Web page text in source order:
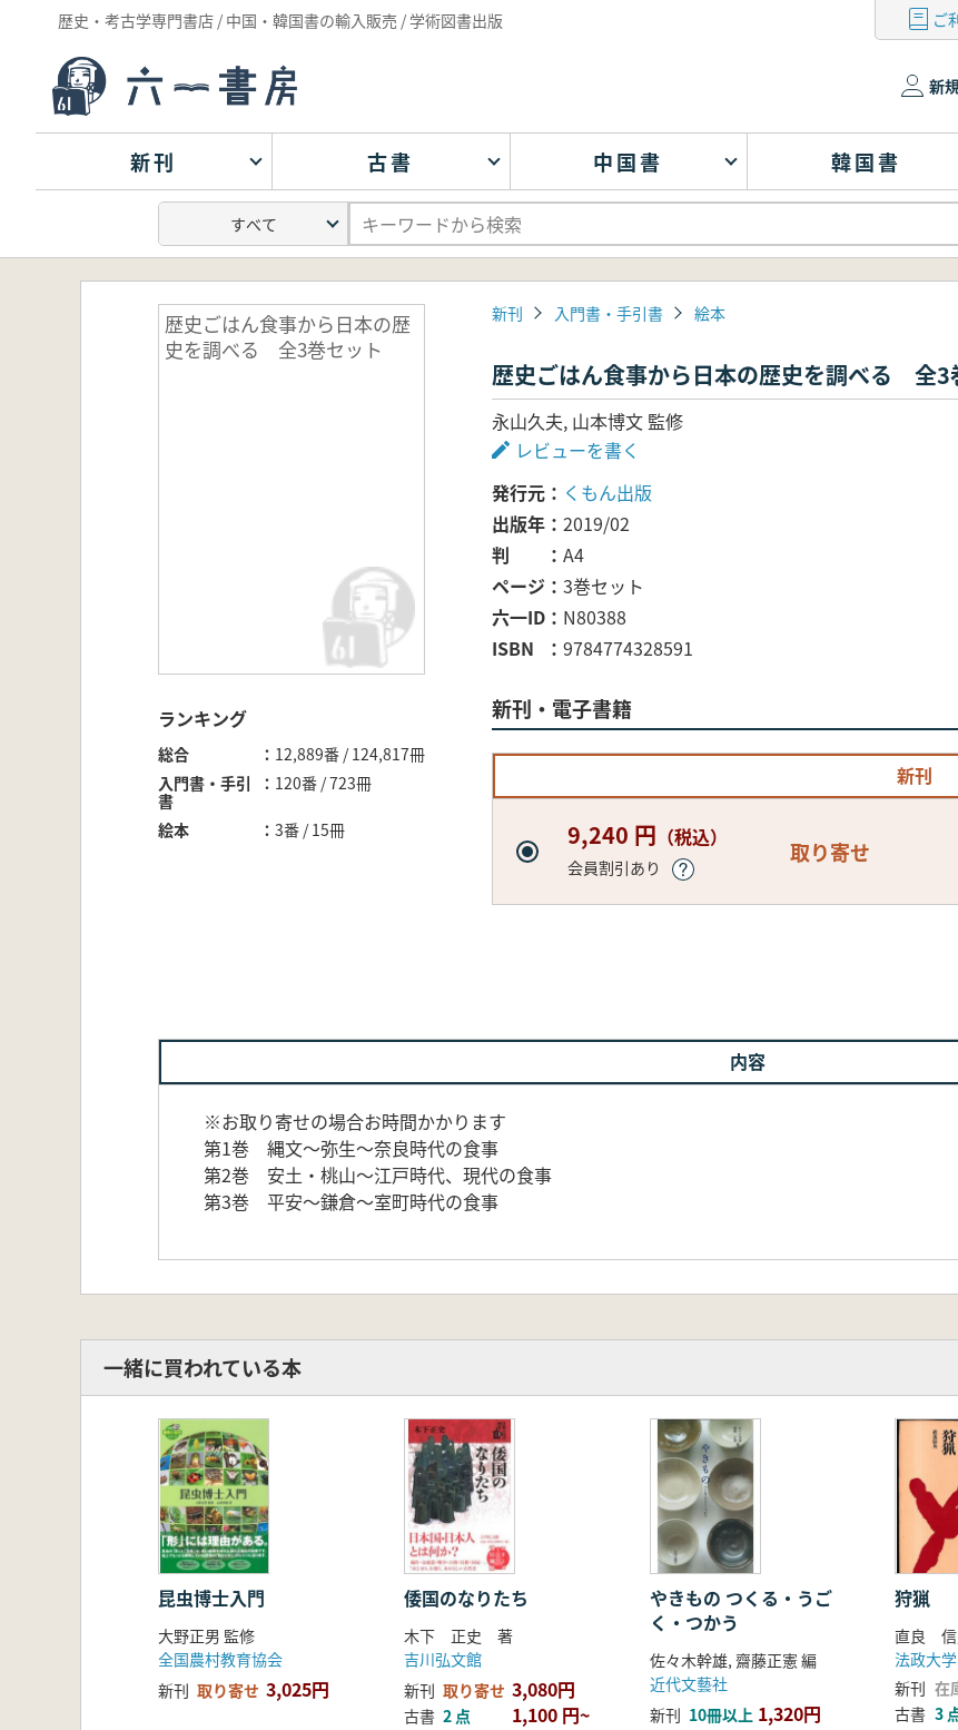
歴史・考古学専門書店 / 中国・韓国書の輸入販売 / 学術図書出版 ご
新
新刊 古書 中国書 韓国書
歴史ごはん食事から日本の歴
史を調べる 全3巻セット
ランキング
総合
12,889番 / 124,817冊
入門書・手引
書
120番 / 723冊
絵本 3番 / 15冊
新刊 入門書・手引書 絵本
歴史ごはん食事から日本の歴史を調べる 全3
永山久夫, 山本博文 監修
レビューを書く
発行元
くもん出版
出版年
2019/02
判
A4
ページ
3巻セット
六一ID
N80388
ISBN
9784774328591
新刊・電子書籍
新刊
9,240 円 （税込）
会員割引あり
取り寄せ
内容
※お取り寄せの場合お時間かかります
第1巻 縄文～弥生～奈良時代の食事
第2巻 安土・桃山～江戸時代、現代の食事
第3巻 平安～鎌倉～室町時代の食事
一緒に買われている本
昆虫博士入門
大野正男 監修
全国農村教育協会
新刊 取り寄せ 3,025円
倭国のなりたち
木下 正史 著
吉川弘文館
新刊 取り寄せ 3,080円
古書 2 点 1,100 円~
やきもの つくる・うご
く・つかう
佐々木幹雄, 齋藤正憲 編
近代文藝社
新刊 10冊以上 1,320円
狩猟
直良 信
法政大
新刊 在
古書 3